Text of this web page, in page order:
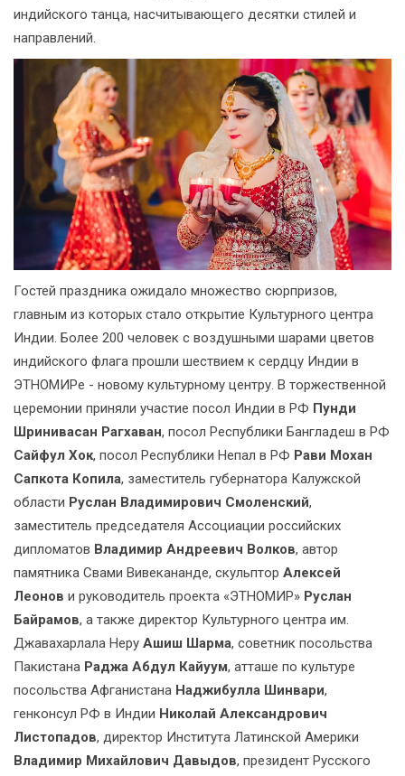
индийского танца, насчитывающего десятки стилей и
направлений.
Гостей праздника ожидало множество сюрпризов,
главным из которых стало открытие Культурного центра
Индии. Более 200 человек с воздушными шарами цветов
индийского флага прошли шествием к сердцу Индии в
ЭТНОМИРе - новому культурному центру. В торжественной
церемонии приняли участие посол Индии в РФ Пунди
Шринивасан Рагхаван, посол Республики Бангладеш в РФ
Сайфул Хок, посол Республики Непал в РФ Рави Мохан
Сапкота Копила, заместитель губернатора Калужской
области Руслан Владимирович Смоленский,
заместитель председателя Ассоциации российских
дипломатов Владимир Андреевич Волков, автор
памятника Свами Вивекананде, скульптор Алексей
Леонов и руководитель проекта «ЭТНОМИР» Руслан
Байрамов, а также директор Культурного центра им.
Джавахарлала Неру Ашиш Шарма, советник посольства
Пакистана Раджа Абдул Кайуум, атташе по культуре
посольства Афганистана Наджибулла Шинвари,
генконсул РФ в Индии Николай Александрович
Листопадов, директор Института Латинской Америки
Владимир Михайлович Давыдов, президент Русского